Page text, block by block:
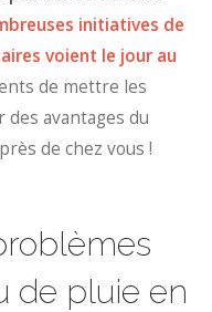
initiatives de
voient le jour au
de mettre les
avantages du
de chez vous !
de pluie en